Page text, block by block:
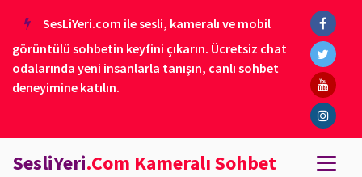
SesLiYeri.com ile sesli, kameralı ve mobil
görüntülü sohbetin keyfini çıkarın. Ücretsiz chat
odalarında yeni insanlarla tanışın, canlı sohbet
deneyimine katılın.
SesliYeri.Com Kameralı Sohbet